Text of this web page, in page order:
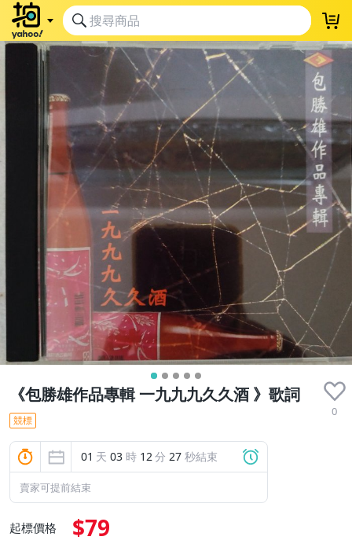
《包勝雄作品專輯 一九九九久久酒 》歌詞
0
競標
01 天 03 時 12分 26 秒結束
賣家可提前結束
起標價格 $79